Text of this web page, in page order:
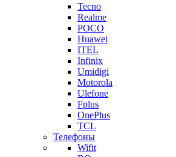
Tecno
Realme
POCO
Huawei
ITEL
Infinix
Umidigi
Motorola
Ulefone
Fplus
OnePlus
TCL
Телефоны
Wifit